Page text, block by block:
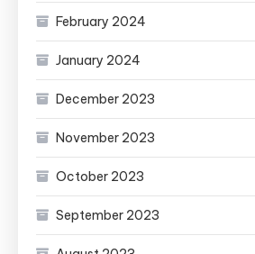
February 2024
January 2024
December 2023
November 2023
October 2023
September 2023